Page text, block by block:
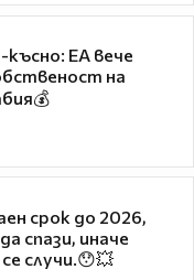
EA вече
на
срок до 2026,
спази, иначе
случи.😯💥